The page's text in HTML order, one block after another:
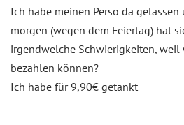
Ich habe meinen Perso da
morgen (wegen dem Feiertag) hat
irgendwelche Schwierigkeiten, weil
bezahlen können?
Ich habe für 9,90€ getankt